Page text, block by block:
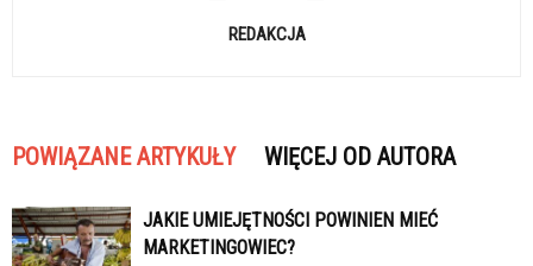
REDAKCJA
POWIĄZANE ARTYKUŁY WIĘCEJ OD AUTORA
JAKIE UMIEJĘTNOŚCI POWINIEN MIEĆ
MARKETINGOWIEC?